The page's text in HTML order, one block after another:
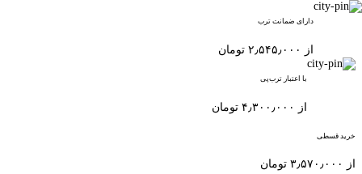
دارای ضمانت ترب
از ۲٫۵۴۵٫۰۰۰ تومان
با اعتبار ترب‌پی
از ۴٫۳۰۰٫۰۰۰ تومان
خرید قسطی
از ۳٫۵۷۰٫۰۰۰ تومان